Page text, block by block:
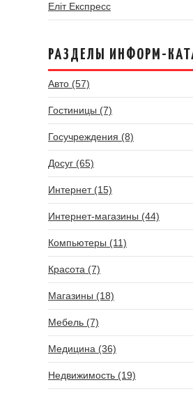
Еліт Експресс
РАЗДЕЛЫ ИНФОРМ-
Авто (57)
Гостиницы (7)
Госучреждения (8)
Досуг (65)
Интернет (15)
Интернет-магазины (44)
Компьютеры (11)
Красота (7)
Магазины (18)
Мебель (7)
Медицина (36)
Недвижимость (19)